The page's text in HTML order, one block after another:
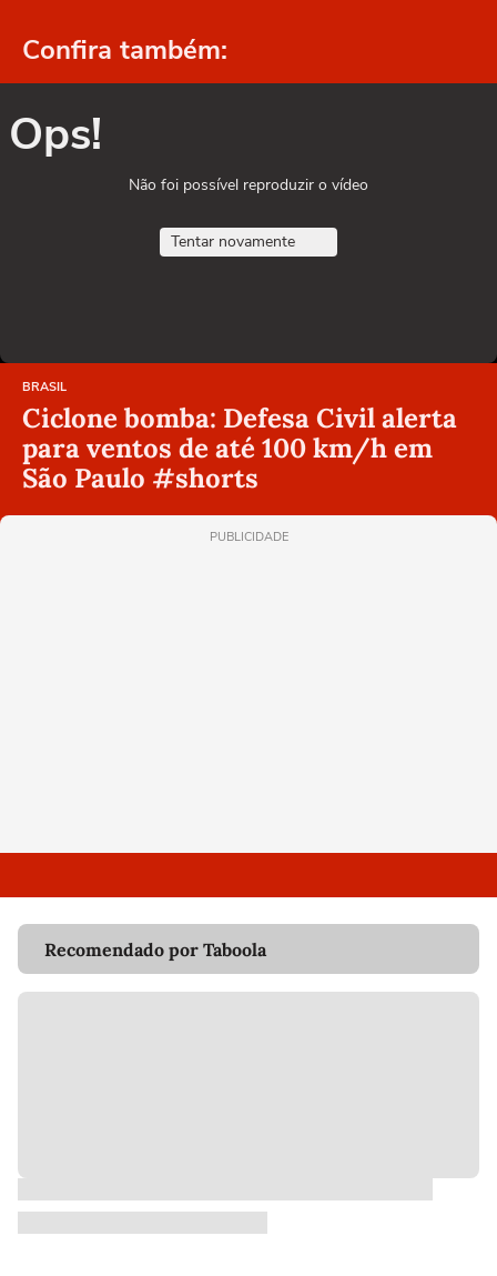
Confira também:
Ops!
Não foi possível reproduzir o vídeo
Tentar novamente
BRASIL
Ciclone bomba: Defesa Civil alerta
para ventos de até 100 km/h em
São Paulo #shorts
PUBLICIDADE
Recomendado por Taboola